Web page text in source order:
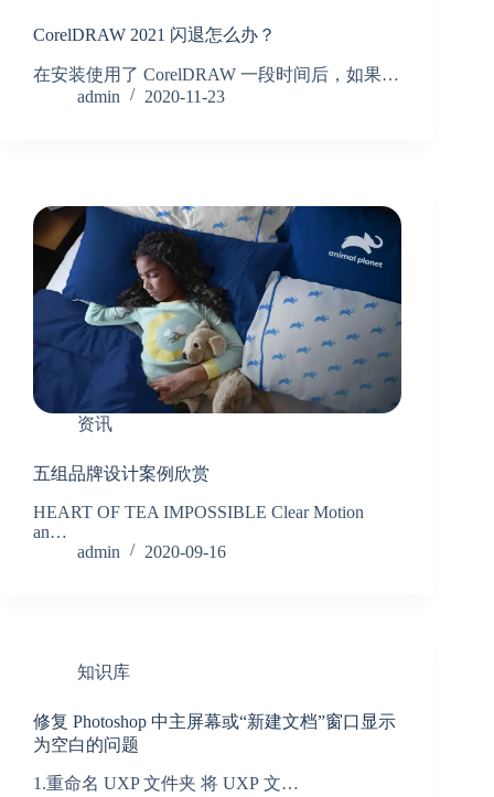
CorelDRAW 2021 闪退怎么办？
在安装使用了 CorelDRAW 一段时间后，如果…
admin
2020-11-23
资讯
五组品牌设计案例欣赏
HEART OF TEA IMPOSSIBLE Clear Motion
an…
admin
2020-09-16
知识库
修复 Photoshop 中主屏幕或“新建文档”窗口显示
为空白的问题
1.重命名 UXP 文件夹 将 UXP 文…